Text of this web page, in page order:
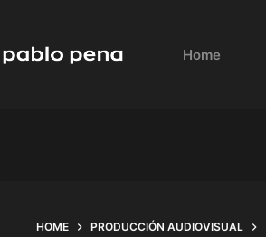
content
Home
HOME
PRODUCCIÓN AUDIOVISUAL